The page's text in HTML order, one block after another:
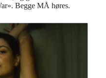
Begge MÅ høres.